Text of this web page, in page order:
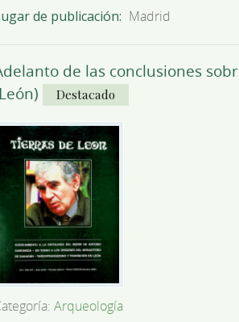
de publicación
Madrid
de las conclusiones
Destacado
Arqueología